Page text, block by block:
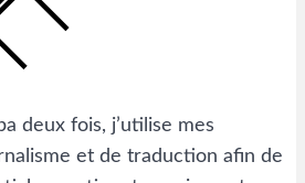
deux fois, j’utilise mes
et de traduction afin de